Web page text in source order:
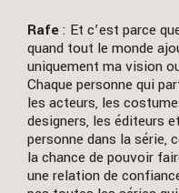
Rafe: Et c’est parce
quand tout le monde
uniquement ma vision
Chaque personne qui
les acteurs, les
designers, les éditeurs
personne dans la série,
la chance de pouvoir
une relation de